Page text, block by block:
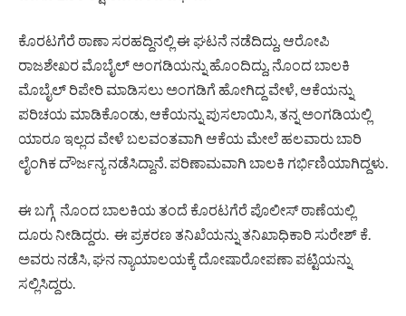
ಕೊರಟಗೆರೆ ಠಾಣಾ ಸರಹದ್ದಿನಲ್ಲಿ ಈ ಘಟನೆ ನಡೆದಿದ್ದು, ಆರೋಪಿ
ರಾಜಶೇಖರ ಮೊಬೈಲ್ ಅಂಗಡಿಯನ್ನು ಹೊಂದಿದ್ದು, ನೊಂದ ಬಾಲಕಿ
ಮೊಬೈಲ್ ರಿಪೇರಿ ಮಾಡಿಸಲು ಅಂಗಡಿಗೆ ಹೋಗಿದ್ದ ವೇಳೆ, ಆಕೆಯನ್ನು
ಪರಿಚಯ ಮಾಡಿಕೊಂಡು, ಆಕೆಯನ್ನು ಪುಸಲಾಯಿಸಿ, ತನ್ನ ಅಂಗಡಿಯಲ್ಲಿ
ಯಾರೂ ಇಲ್ಲದ ವೇಳೆ ಬಲವಂತವಾಗಿ ಆಕೆಯ ಮೇಲೆ ಹಲವಾರು ಬಾರಿ
ಲೈಂಗಿಕ ದೌರ್ಜನ್ಯ ನಡೆಸಿದ್ದಾನೆ. ಪರಿಣಾಮವಾಗಿ ಬಾಲಕಿ ಗರ್ಭಿಣಿಯಾಗಿದ್ದಳು.
ಈ ಬಗ್ಗೆ ನೊಂದ ಬಾಲಕಿಯ ತಂದೆ ಕೊರಟಗೆರೆ ಪೊಲೀಸ್ ಠಾಣೆಯಲ್ಲಿ
ದೂರು ನೀಡಿದ್ದರು. ಈ ಪ್ರಕರಣ ತನಿಖೆಯನ್ನು ತನಿಖಾಧಿಕಾರಿ ಸುರೇಶ್ ಕೆ.
ಅವರು ನಡೆಸಿ, ಘನ ನ್ಯಾಯಾಲಯಕ್ಕೆ ದೋಷಾರೋಪಣಾ ಪಟ್ಟಿಯನ್ನು
ಸಲ್ಲಿಸಿದ್ದರು.